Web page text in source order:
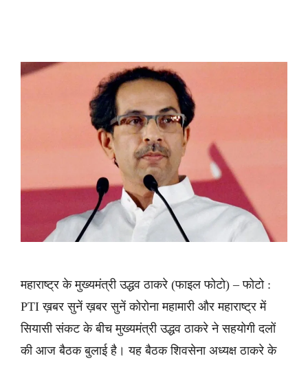
महाराष्ट्र के मुख्यमंत्री उद्धव ठाकरे (फाइल फोटो) – फोटो :
PTI ख़बर सुनें ख़बर सुनें कोरोना महामारी और महाराष्ट्र में
सियासी संकट के बीच मुख्यमंत्री उद्धव ठाकरे ने सहयोगी दलों
की आज बैठक बुलाई है। यह बैठक शिवसेना अध्यक्ष ठाकरे के